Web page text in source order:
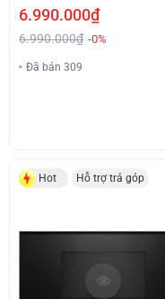
Hợp Nút Vặn Giá Cả Phải
6.990.000₫
6.990.000₫ -0%
Đã bán 309
Hot Hỗ trợ trả góp